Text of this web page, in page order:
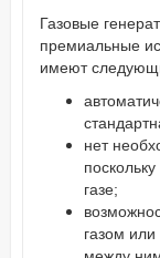
Газовые
премиальные
имеют
нет
газе;
газом